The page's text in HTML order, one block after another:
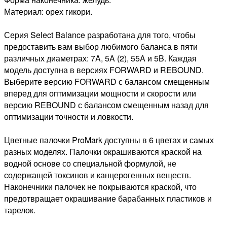
Материал: орех гикори.
Серия Select Balance разработана для того, чтобы
предоставить вам выбор любимого баланса в пяти
различных диаметрах: 7A, 5A (2), 55A и 5B. Каждая
модель доступна в версиях FORWARD и REBOUND.
Выберите версию FORWARD с балансом смещенным
вперед для оптимизации мощности и скорости или
версию REBOUND с балансом смещенным назад для
оптимизации точности и ловкости.
Цветные палочки ProMark доступны в 6 цветах и самых
разных моделях. Палочки окрашиваются краской на
водной основе со специальной формулой, не
содержащей токсинов и канцерогенных веществ.
Наконечники палочек не покрываются краской, что
предотвращает окрашивание барабанных пластиков и
тарелок.